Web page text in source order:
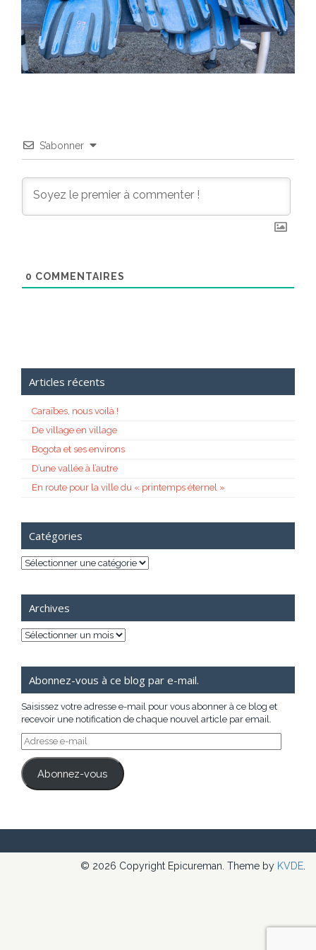
S’abonner
0 COMMENTAIRES
Articles récents
Caraïbes, nous voilà !
De village en village
Bogota et ses environs
D’une vallée à l’autre
En route pour la ville du « printemps éternel »
Catégories
Catégories
Archives
Archives
Abonnez-vous à ce blog par e-mail.
Saisissez votre adresse e-mail pour vous abonner à ce blog et
recevoir une notification de chaque nouvel article par email.
Adresse
e-
mail
Abonnez-vous
© 2026 Copyright Epicureman. Theme by KVDE.